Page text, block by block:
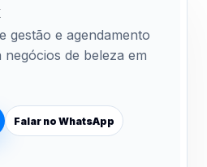
gestão e agendamento
de beleza em
Falar no WhatsApp